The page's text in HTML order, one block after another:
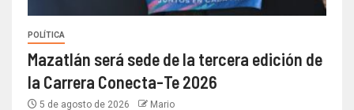
POLÍTICA
Mazatlán será sede de la tercera edición de
la Carrera Conecta-Te 2026
5 de agosto de 2026 Mario